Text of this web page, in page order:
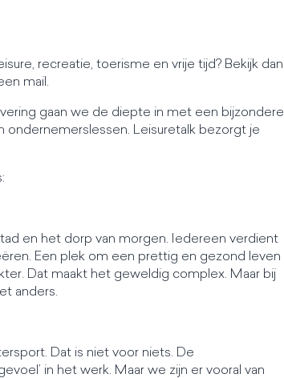
recreatie, toerisme en vrije tijd? Bekijk dan
mail.
gaan we de diepte in met een bijzondere
Leisuretalk bezorgt je
en het dorp van morgen. Iedereen verdient
Een plek om een prettig en gezond leven
Dat maakt het geweldig complex. Maar bij
anders.
Dat is niet voor niets. De
in het werk. Maar we zijn er vooral van